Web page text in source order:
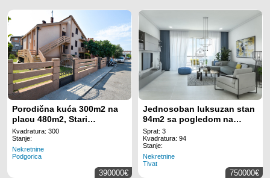
Porodična kuća 300m2 na
placu 480m2, Stari
Aerodrom - Podgorica
Kvadratura: 300
Stanje:
Nekretnine
Podgorica
390000€
Jednosoban luksuzan stan
94m2 sa pogledom na
more, Luštica Bay - Tivat
Sprat: 3
Kvadratura: 94
Stanje:
Nekretnine
Tivat
750000€